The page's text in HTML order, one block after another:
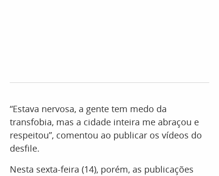
“Estava nervosa, a gente tem medo da
transfobia, mas a cidade inteira me abraçou e
respeitou”, comentou ao publicar os vídeos do
desfile.
Nesta sexta-feira (14), porém, as publicações